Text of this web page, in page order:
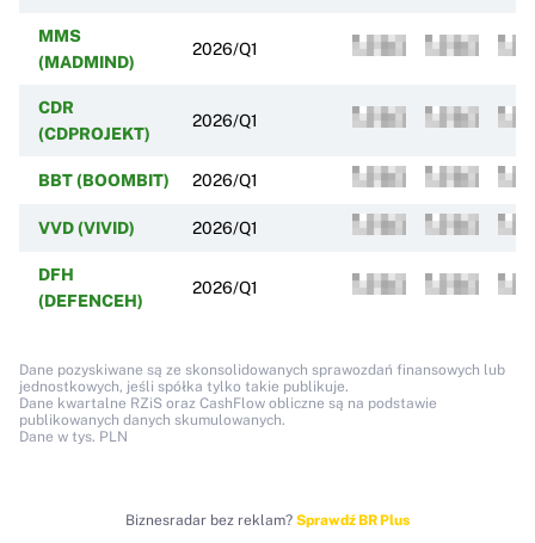
MMS
(MADMIND)
2026/Q1
CDR
(CDPROJEKT)
2026/Q1
BBT (BOOMBIT) 2026/Q1
VVD (VIVID) 2026/Q1
DFH
(DEFENCEH)
2026/Q1
Dane pozyskiwane są ze skonsolidowanych sprawozdań finansowych lub
jednostkowych, jeśli spółka tylko takie publikuje.
Dane kwartalne RZiS oraz CashFlow obliczne są na podstawie
publikowanych danych skumulowanych.
Dane w tys. PLN
Biznesradar bez reklam? Sprawdź BR Plus